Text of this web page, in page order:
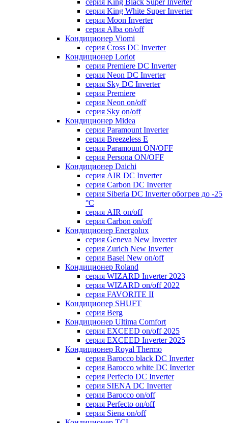
серия King Black Super Inverter
серия King White Super Inverter
серия Moon Inverter
серия Alba on/off
Кондиционер Viomi
серия Cross DC Inverter
Кондиционер Loriot
серия Premiere DC Inverter
серия Neon DC Inverter
серия Sky DC Inverter
серия Premiere
серия Neon on/off
серия Sky on/off
Кондиционер Midea
серия Paramount Inverter
серия Breezeless E
серия Paramount ON/OFF
серия Persona ON/OFF
Кондиционер Daichi
серия AIR DC Inverter
серия Carbon DC Inverter
серия Siberia DC Inverter обогрев до -25
°С
серия AIR on/off
серия Carbon on/off
Кондиционер Energolux
серия Geneva New Inverter
серия Zurich New Inverter
серия Basel New on/off
Кондиционер Roland
серия WIZARD Inverter 2023
серия WIZARD on/off 2022
серия FAVORITE II
Кондиционер SHUFT
серия Berg
Кондиционер Ultima Comfort
серия EXCEED on/off 2025
серия EXCEED Inverter 2025
Кондиционер Royal Thermo
серия Barocco black DC Inverter
серия Barocco white DC Inverter
серия Perfecto DC Inverter
серия SIENA DC Inverter
серия Barocco on/off
серия Perfecto on/off
серия Siena on/off